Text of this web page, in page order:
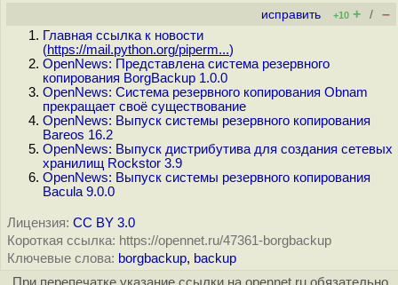
исправить +10 + / –
Главная ссылка к новости
(https://mail.python.org/piperm...)
OpenNews: Представлена система резервного
копирования BorgBackup 1.0.0
OpenNews: Система резервного копирования Obnam
прекращает своё существование
OpenNews: Выпуск системы резервного копирования
Bareos 16.2
OpenNews: Выпуск дистрибутива для создания сетевых
хранилищ Rockstor 3.9
OpenNews: Выпуск системы резервного копирования
Bacula 9.0.0
Лицензия: CC BY 3.0
Короткая ссылка: https://opennet.ru/47361-borgbackup
Ключевые слова: borgbackup, backup